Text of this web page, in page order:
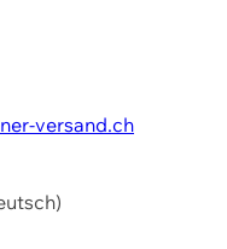
versand.ch